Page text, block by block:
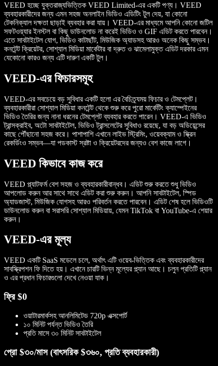
VEED হচ্ছে যুক্তরাজ্যভিত্তিক VEED Limited-এর একটি পণ্য। VEED
ব্যবহারকারীদের জন্য এমন সহজ অনলাইন ভিডিও এডিটিং টুল দেয়, যা কোনো
টেকনিক্যাল দক্ষতা ছাড়াই ব্যবহার করা যায়। VEED-এর মাধ্যমে আপনি কোনো জটিল
সফটওয়্যার ইনস্টল বা কিছু ডাউনলোড না করেই ভিডিও ও GIF এডিট করতে পারবেন।
এতে সাবটাইটেল যোগ, ভিডিও কাটাছাঁট, মিউজিক অ্যাডসহ আরও অনেক কিছু সম্ভব।
কনটেন্ট ক্রিয়েটর, সোশ্যাল মিডিয়া মার্কেটার বা দ্রুত ও ঝামেলামুক্ত এডিট দরকার এমন
যেকোনো কারও জন্য এটি দারুণ একটি টুল।
VEED-এর ফিচারসমূহ
VEED-এর সবচেয়ে বড় সুবিধার একটি হলো এর বৈচিত্র্যময় ফিচার ও টেমপ্লেট।
ব্যবহারকারীরা সোশ্যাল মিডিয়া কনটেন্ট থেকে শুরু করে পুরো মার্কেটিং ক্যাম্পেইনের
ভিডিও তৈরির জন্য নানা ধরনের টেমপ্লেট ব্যবহার করতে পারেন। VEED-এ ভিডিও
ট্রান্সক্রাইব, অটো সাবটাইটেল, ভিডিও ট্রান্সলেটের সুবিধাও রয়েছে, যা বড় অডিয়েন্সের
কাছে পৌঁছানো সহজ করে। পাশাপাশি এখানে লাইভ স্ট্রিমিং, ওয়েবক্যাম ও স্ক্রিন
রেকর্ডিংও সম্ভব—যা পডকাস্ট স্রষ্টা ও ক্রিয়েটরদের জন্যও বেশ কাজে লাগে।
VEED কিভাবে কাজ করে
VEED প্ল্যাটফর্ম বেশ সহজ ও ব্যবহারকারীবান্ধব। এডিট শুরু করতে শুধু ভিডিও
আপলোড করুন আর সাথে সাথে এডিট করা শুরু করুন। আপনি সাবটাইটেল, স্পিড
অ্যাডজাস্ট, মিউজিক যোগসহ আরও পরিবর্তন করতে পারবেন। এডিট শেষ হলে ভিডিওটি
ডাউনলোড করুন বা সরাসরি সোশ্যাল মিডিয়ায়, যেমন TikTok বা YouTube-এ শেয়ার
করুন।
VEED-এর মূল্য
VEED একটি SaaS মডেলে চলে, অর্থাৎ এটি ওয়েব-ভিত্তিক এবং ব্যবহারকারীদের
সাবস্ক্রিপশন ফি দিতে হয়। এখানে চারটি ভিন্ন মূল্যের প্ল্যান আছে। চলুন প্রতিটি প্ল্যান
ও এর প্রধান ফিচারগুলো দেখে নেওয়া যাক।
ফ্রি $0
ওয়াটারমার্কসহ আনলিমিটেড 720p এক্সপোর্ট
১০ মিনিট পর্যন্ত ভিডিও তৈরি
প্রতি মাসে ৩০ মিনিট সাবটাইটেল
প্রো $৩০/মাস (বাৎসরিক $৩৬০, প্রতি ব্যবহারকারী)